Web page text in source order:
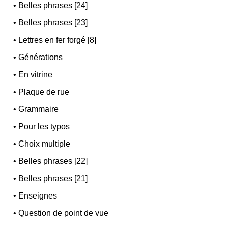
• Belles phrases [24]
• Belles phrases [23]
• Lettres en fer forgé [8]
•Générations
• En vitrine
• Plaque de rue
•Grammaire
• Pour les typos
•Choix multiple
• Belles phrases [22]
• Belles phrases [21]
• Enseignes
•Question de point de vue